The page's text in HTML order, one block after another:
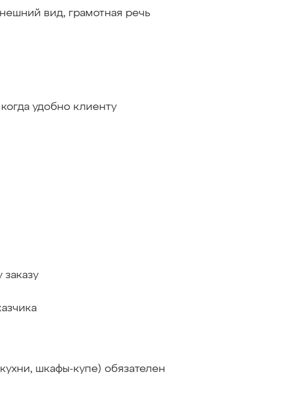
вид, грамотная речь
удобно клиенту
шкафы-купе) обязателен